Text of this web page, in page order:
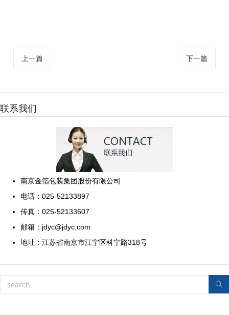
上一篇 下一篇
联系我们
南京金箔包装集团股份有限公司
电话：025-52133897
传真：025-52133607
邮箱：jdyc@jdyc.com
地址：江苏省南京市江宁区科宁路318号